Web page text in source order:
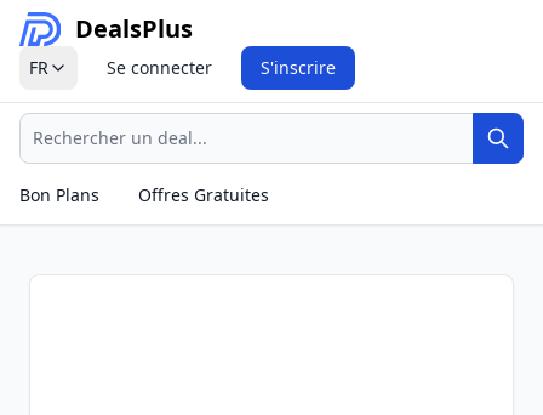
DealsPlus
FR Se connecter S'inscrire
Recherche
Bon Plans
Offres Gratuites